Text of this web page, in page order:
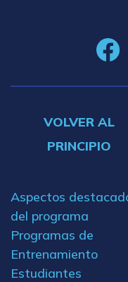
VOLVER AL
PRINCIPIO
Aspectos
del programa
Programas de
Entrenamiento
Estudiantes